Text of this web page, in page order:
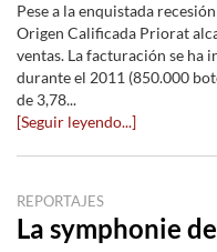
Pese a la enquistada
Origen Calificada Priorat
ventas. La facturación se ha
durante el 2011 (850.000
de 3,78...
[Seguir leyendo...]
REPORTAJES
La symphonie